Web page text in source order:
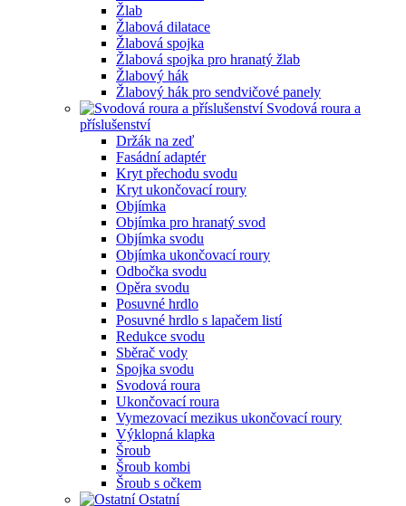
Žlab
Žlabová dilatace
Žlabová spojka
Žlabová spojka pro hranatý žlab
Žlabový hák
Žlabový hák pro sendvičové panely
Svodová roura a
příslušenství
Držák na zeď
Fasádní adaptér
Kryt přechodu svodu
Kryt ukončovací roury
Objímka
Objímka pro hranatý svod
Objímka svodu
Objímka ukončovací roury
Odbočka svodu
Opěra svodu
Posuvné hrdlo
Posuvné hrdlo s lapačem listí
Redukce svodu
Sběrač vody
Spojka svodu
Svodová roura
Ukončovací roura
Vymezovací mezikus ukončovací roury
Výklopná klapka
Šroub
Šroub kombi
Šroub s očkem
Ostatní